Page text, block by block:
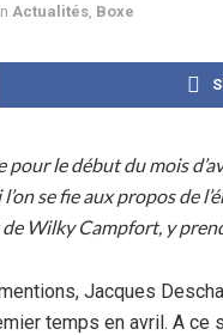
Actualités Boxe
le début du mois
se fie aux propos de
de Wilky Campfort, y
Jacques
temps en avril. A